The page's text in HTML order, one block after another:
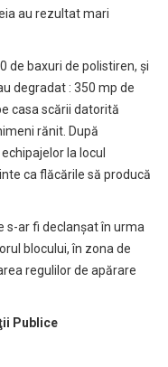
au rezultat mari
de baxuri de polistiren, și
degradat : 350 mp de
casa scării datorită
rănit. După
la locul
ca flăcările să producă
s-ar fi declanșat în urma
blocului, în zona de
regulilor de apărare
Publice